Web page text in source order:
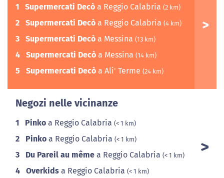
1 Supermercati Decò a Reggio Calabria (2 km)
2 Supermercati Decò a Reggio Calabria (4 km)
3 Supermercati Decò a Messina (13 km)
4 Supermercati Decò a Messina (14 km)
5 Supermercati Decò a Ali' Terme (24 km)
Negozi nelle vicinanze
1 Pinko a Reggio Calabria (< 1 km)
2 Pinko a Reggio Calabria (< 1 km)
3 Du Pareil au même a Reggio Calabria (< 1 km)
4 Overkids a Reggio Calabria (< 1 km)